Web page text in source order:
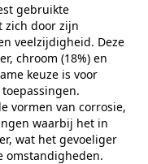
gebruikte
zich door zijn
veelzijdigheid. Deze
chroom (18%) en
keuze is voor
vormen van corrosie,
waarbij het in
wat het gevoeliger
omstandigheden.